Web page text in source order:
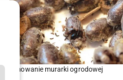
Zimowanie murarki ogrodowej